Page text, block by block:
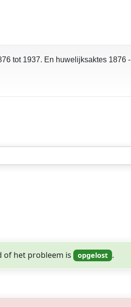
tot 1937. En huwelijksaktes 1876
of het probleem is .